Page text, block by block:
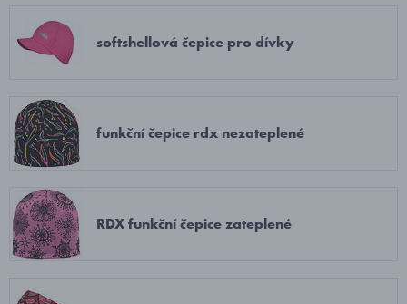
softshellová čepice pro dívky
funkční čepice rdx nezateplené
RDX funkční čepice zateplené